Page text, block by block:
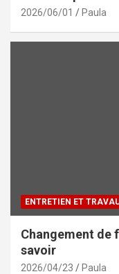
2026/06/01 Paula
ENTRETIEN ET
Changement de
savoir
2026/04/23 Paula